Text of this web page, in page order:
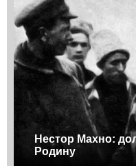
Нестор Махно:
Родину